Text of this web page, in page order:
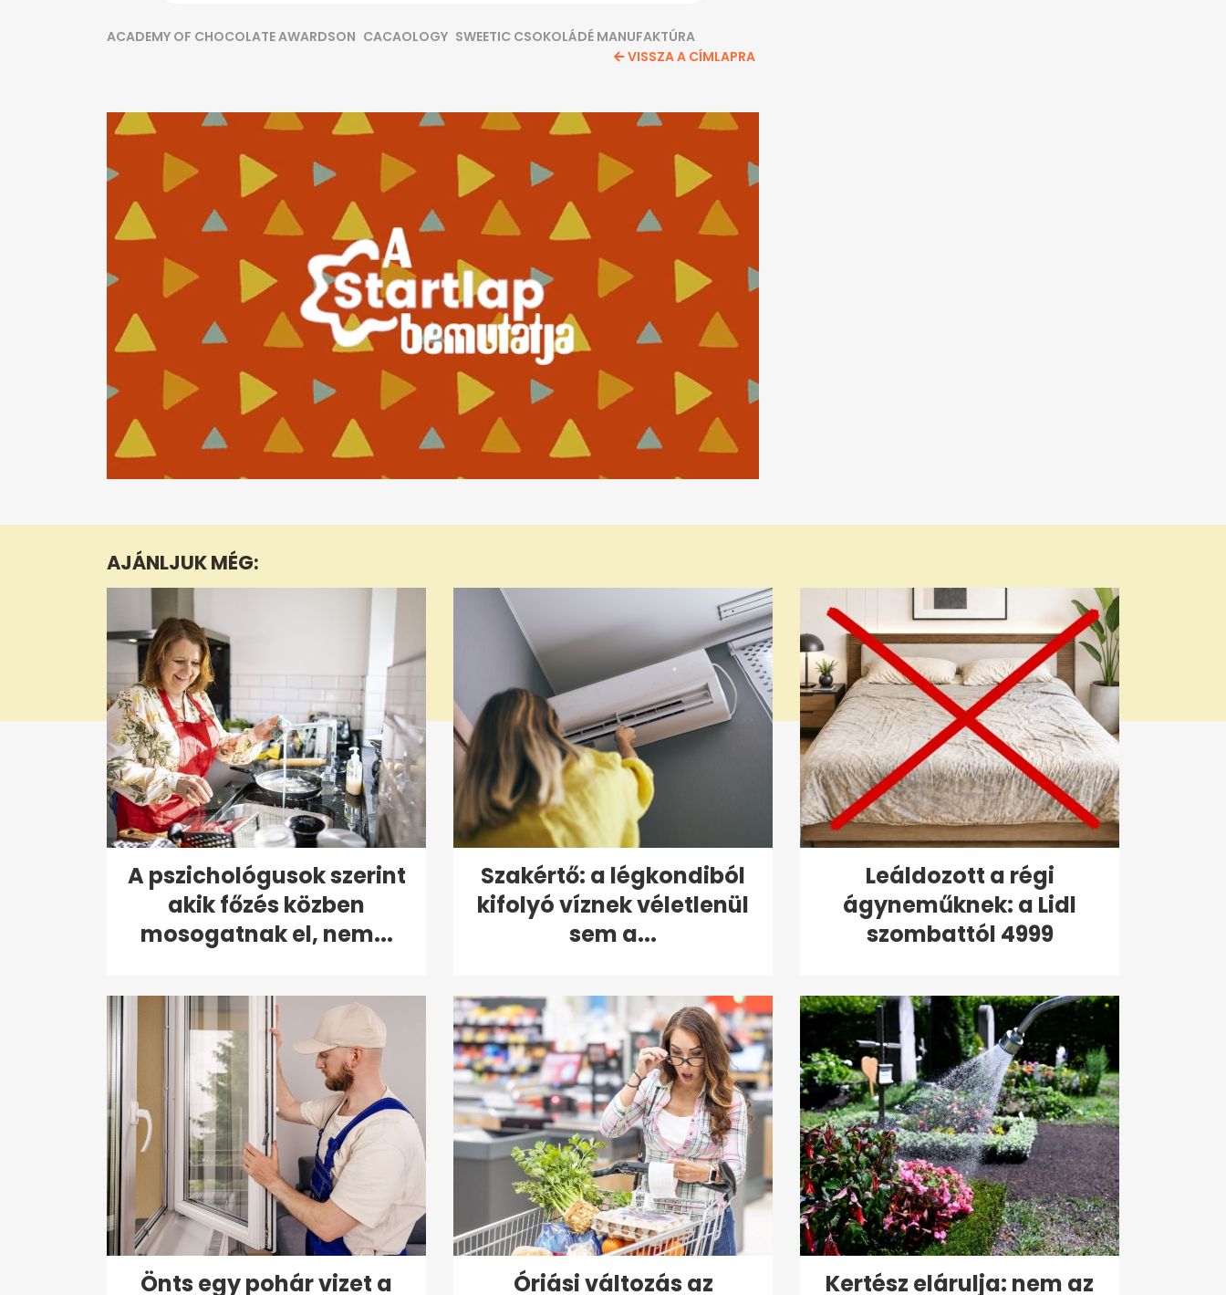
ACADEMY OF CHOCOLATE AWARDSON CACAOLOGY SWEETIC CSOKOLÁDÉ MANUFAKTÚRA
VISSZA A CÍMLAPRA
5
35
secondsVolume
0%
AJÁNLJUK MÉG:
A pszichológusok szerint
akik főzés közben
mosogatnak el, nem...
Szakértő: a légkondiból
kifolyó víznek véletlenül
sem a...
Leáldozott a régi
ágyneműknek: a Lidl
szombattól 4999
Önts egy pohár vizet a Óriási változás az Kertész elárulja: nem az